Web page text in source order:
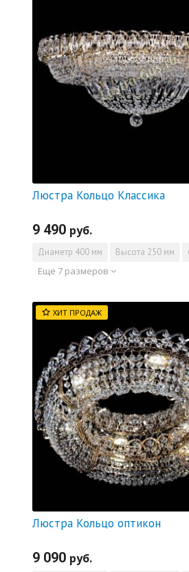
Люстра Кольцо Классика
9 490 руб.
Диаметр 400 мм Высота 250 мм
Еще 7 размеров
ХИТ ПРОДАЖ
Люстра Кольцо оптикон
9 090 руб.